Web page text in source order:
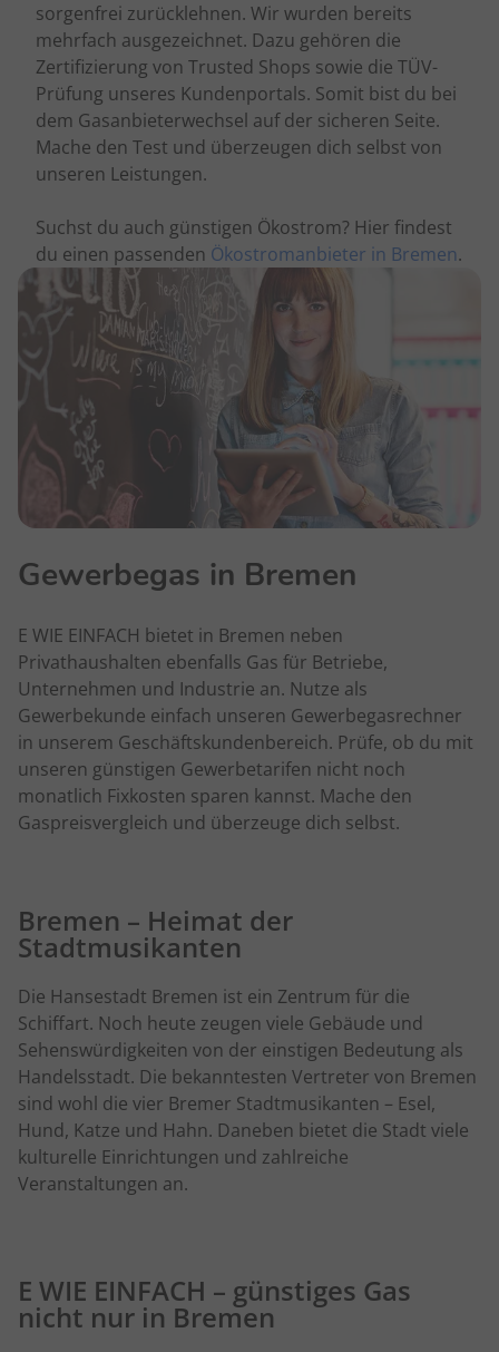
sorgenfrei zurücklehnen. Wir wurden bereits
mehrfach ausgezeichnet. Dazu gehören die
Zertifizierung von Trusted Shops sowie die TÜV-
Prüfung unseres Kundenportals. Somit bist du bei
dem Gasanbieterwechsel auf der sicheren Seite.
Mache den Test und überzeugen dich selbst von
unseren Leistungen.
Suchst du auch günstigen Ökostrom? Hier findest
du einen passenden Ökostromanbieter in Bremen.
Gewerbegas in Bremen
E WIE EINFACH bietet in Bremen neben
Privathaushalten ebenfalls Gas für Betriebe,
Unternehmen und Industrie an. Nutze als
Gewerbekunde einfach unseren Gewerbegasrechner
in unserem Geschäftskundenbereich. Prüfe, ob du mit
unseren günstigen Gewerbetarifen nicht noch
monatlich Fixkosten sparen kannst. Mache den
Gaspreisvergleich und überzeuge dich selbst.
Bremen – Heimat der
Stadtmusikanten
Die Hansestadt Bremen ist ein Zentrum für die
Schiffart. Noch heute zeugen viele Gebäude und
Sehenswürdigkeiten von der einstigen Bedeutung als
Handelsstadt. Die bekanntesten Vertreter von Bremen
sind wohl die vier Bremer Stadtmusikanten – Esel,
Hund, Katze und Hahn. Daneben bietet die Stadt viele
kulturelle Einrichtungen und zahlreiche
Veranstaltungen an.
E WIE EINFACH – günstiges Gas
nicht nur in Bremen